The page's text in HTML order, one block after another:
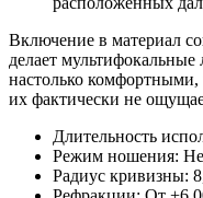
Включение в материал
делает
настолько комфортными,
их фактически не
Длительность
Режим ношения:
Радиус кривизны: